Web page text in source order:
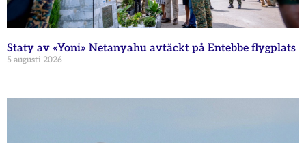
Staty av «Yoni» Netanyahu avtäckt på Entebbe flygplats
5 augusti 2026